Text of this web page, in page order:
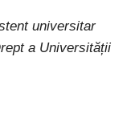
universitar
a Universității